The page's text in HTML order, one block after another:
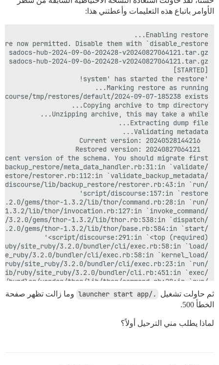
الأوامر باتباع هذه التعليمات وأعطتني هذا:
ثم حاولت تشغيل ./launcher start app
وما زالت تظهر صفحة
الخطأ 500.
لماذا يطلب مني الترحيل أولاً؟